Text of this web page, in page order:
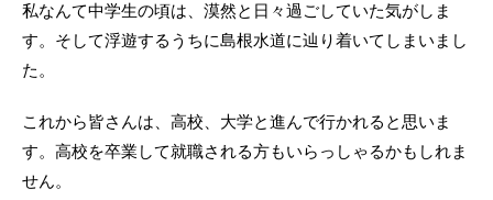
私なんて中学生の頃は、漠然と日々過ごしていた気がしま
す。そして浮遊するうちに島根水道に辿り着いてしまいまし
た。
これから皆さんは、高校、大学と進んで行かれると思いま
す。高校を卒業して就職される方もいらっしゃるかもしれま
せん。